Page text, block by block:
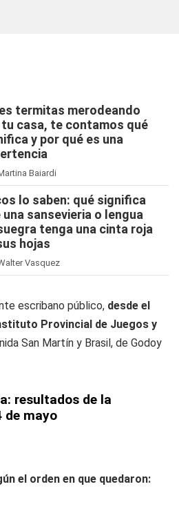
termitas merodeando
casa, te contamos qué
y por qué es una
Baiardi
lo saben: qué significa
una sansevieria o lengua
tenga una cinta roja
hojas
Vasquez
escribano público, desde el
Provincial de Juegos y
San Martín y Brasil, de Godoy
resultados de la
de mayo
el orden en que quedaron: